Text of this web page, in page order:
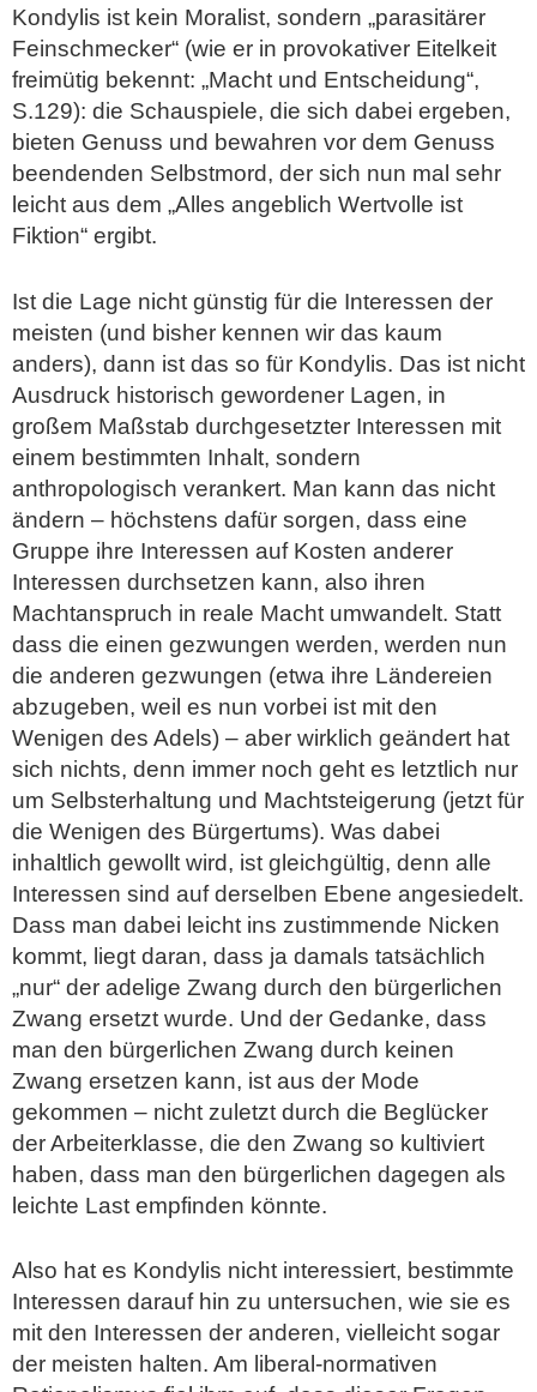
Kondylis ist kein Moralist, sondern „parasitärer
Feinschmecker“ (wie er in provokativer Eitelkeit
freimütig bekennt: „Macht und Entscheidung“,
S.129): die Schauspiele, die sich dabei ergeben,
bieten Genuss und bewahren vor dem Genuss
beendenden Selbstmord, der sich nun mal sehr
leicht aus dem „Alles angeblich Wertvolle ist
Fiktion“ ergibt.
Ist die Lage nicht günstig für die Interessen der
meisten (und bisher kennen wir das kaum
anders), dann ist das so für Kondylis. Das ist nicht
Ausdruck historisch gewordener Lagen, in
großem Maßstab durchgesetzter Interessen mit
einem bestimmten Inhalt, sondern
anthropologisch verankert. Man kann das nicht
ändern – höchstens dafür sorgen, dass eine
Gruppe ihre Interessen auf Kosten anderer
Interessen durchsetzen kann, also ihren
Machtanspruch in reale Macht umwandelt. Statt
dass die einen gezwungen werden, werden nun
die anderen gezwungen (etwa ihre Ländereien
abzugeben, weil es nun vorbei ist mit den
Wenigen des Adels) – aber wirklich geändert hat
sich nichts, denn immer noch geht es letztlich nur
um Selbsterhaltung und Machtsteigerung (jetzt für
die Wenigen des Bürgertums). Was dabei
inhaltlich gewollt wird, ist gleichgültig, denn alle
Interessen sind auf derselben Ebene angesiedelt.
Dass man dabei leicht ins zustimmende Nicken
kommt, liegt daran, dass ja damals tatsächlich
„nur“ der adelige Zwang durch den bürgerlichen
Zwang ersetzt wurde. Und der Gedanke, dass
man den bürgerlichen Zwang durch keinen
Zwang ersetzen kann, ist aus der Mode
gekommen – nicht zuletzt durch die Beglücker
der Arbeiterklasse, die den Zwang so kultiviert
haben, dass man den bürgerlichen dagegen als
leichte Last empfinden könnte.
Also hat es Kondylis nicht interessiert, bestimmte
Interessen darauf hin zu untersuchen, wie sie es
mit den Interessen der anderen, vielleicht sogar
der meisten halten. Am liberal-normativen